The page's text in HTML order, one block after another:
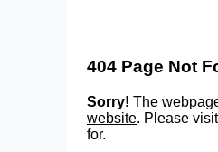
404 Page Not
Sorry! The
website. Please
for.